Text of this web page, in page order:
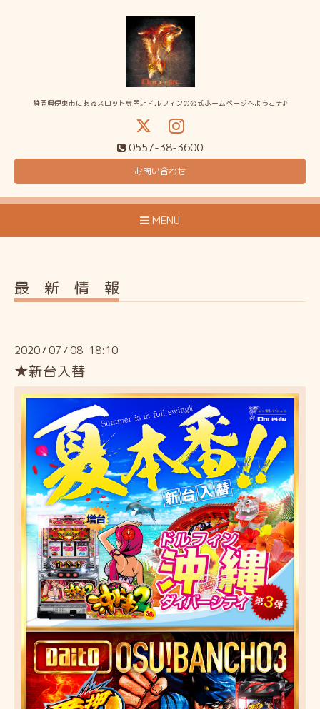
静岡県伊東市にあるスロット専門店ドルフィンの公式ホームページへようこそ♪
0557-38-3600
お問い合わせ
MENU
最 新 情 報
2020/07 /08 18:10
★新台入替